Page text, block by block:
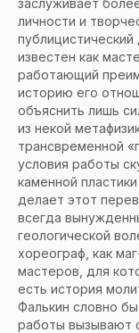
заслуживает
личности и
известен как
работающий
историю его
объяснить лишь
из некой
трансвременной
условия работы
каменной
делает этот
всегда
геологической
хореограф, как
мастеров, для
есть история
Фалькин словно
работы вызывают